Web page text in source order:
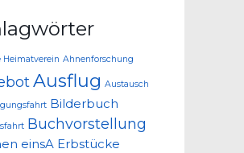
Heimatverein Ahnenforschung
Ausflug Austausch
Bilderbuch
Buchvorstellung
einsA Erbstücke